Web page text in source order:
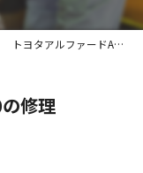
トヨタアルファードANH10の修理
修理